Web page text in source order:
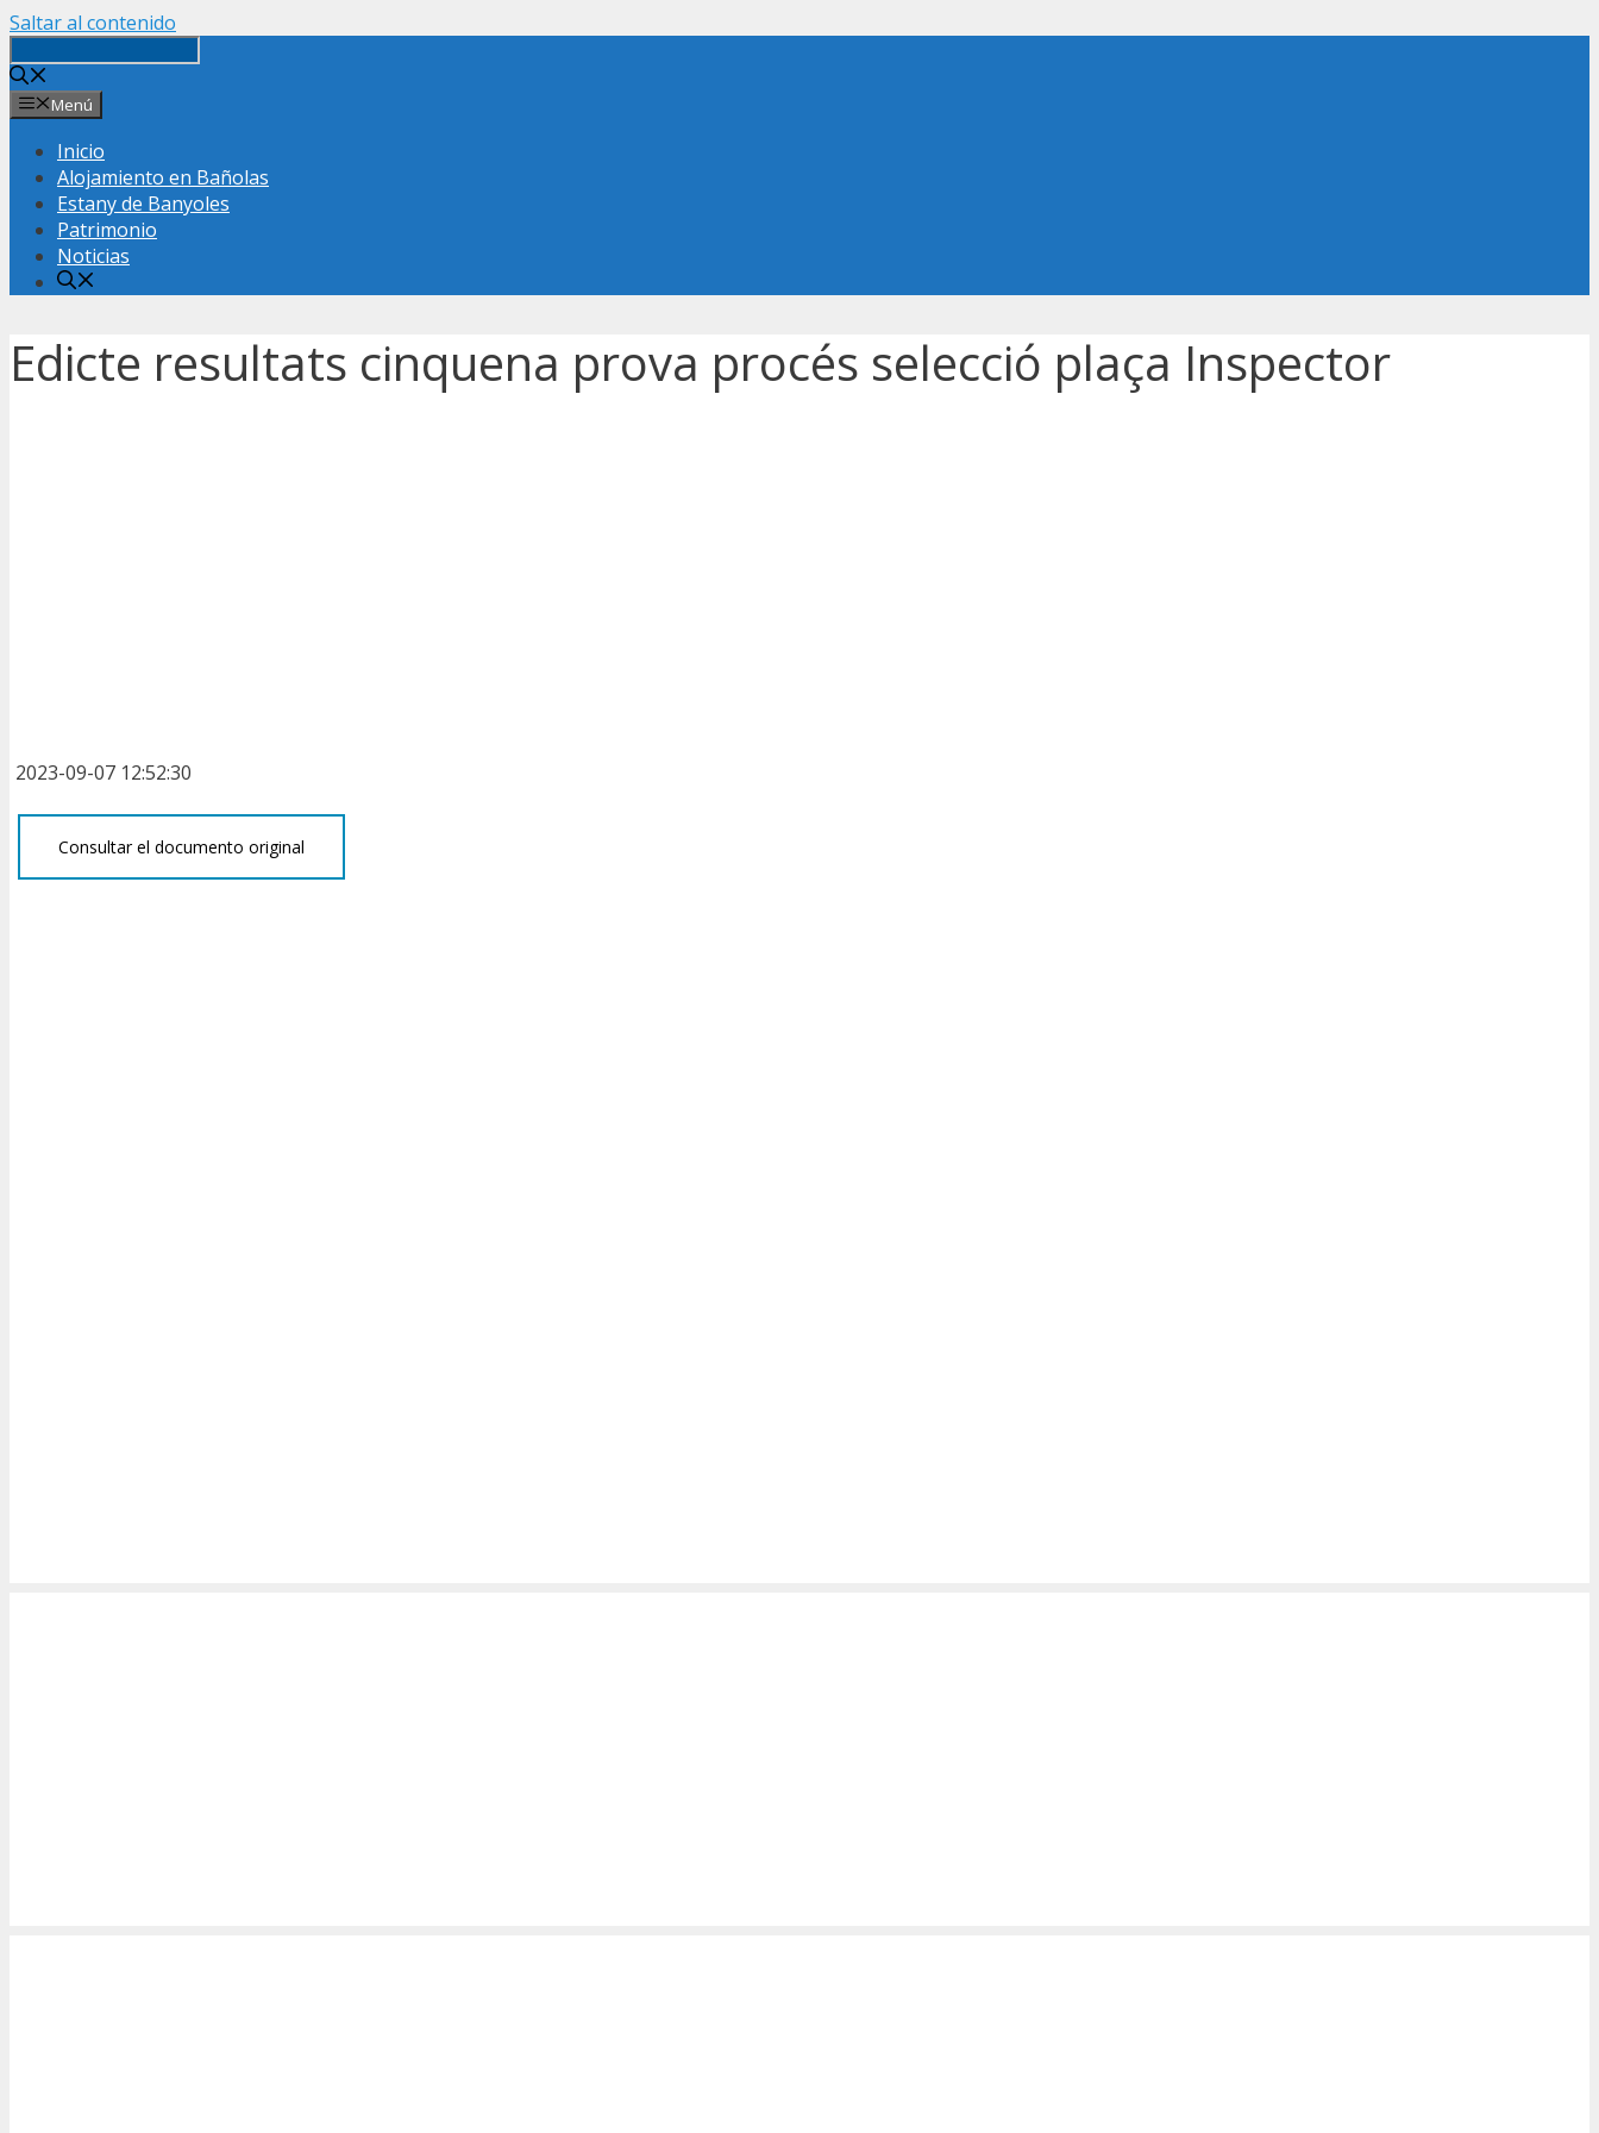
Saltar al contenido
Menú
Inicio
Alojamiento en Bañolas
Estany de Banyoles
Patrimonio
Noticias
Edicte resultats cinquena prova procés selecció plaça Inspector
2023-09-07 12:52:30
Consultar el documento original